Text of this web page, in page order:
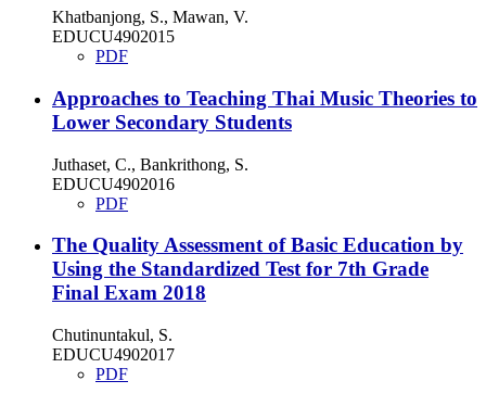
Khatbanjong, S., Mawan, V.
EDUCU4902015
PDF
Approaches to Teaching Thai Music Theories to
Lower Secondary Students
Juthaset, C., Bankrithong, S.
EDUCU4902016
PDF
The Quality Assessment of Basic Education by
Using the Standardized Test for 7th Grade
Final Exam 2018
Chutinuntakul, S.
EDUCU4902017
PDF